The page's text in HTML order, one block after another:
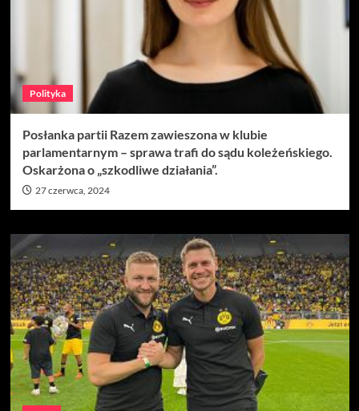
Polityka
Posłanka partii Razem zawieszona w klubie
parlamentarnym – sprawa trafi do sądu koleżeńskiego.
Oskarżona o „szkodliwe działania”.
27 czerwca, 2024